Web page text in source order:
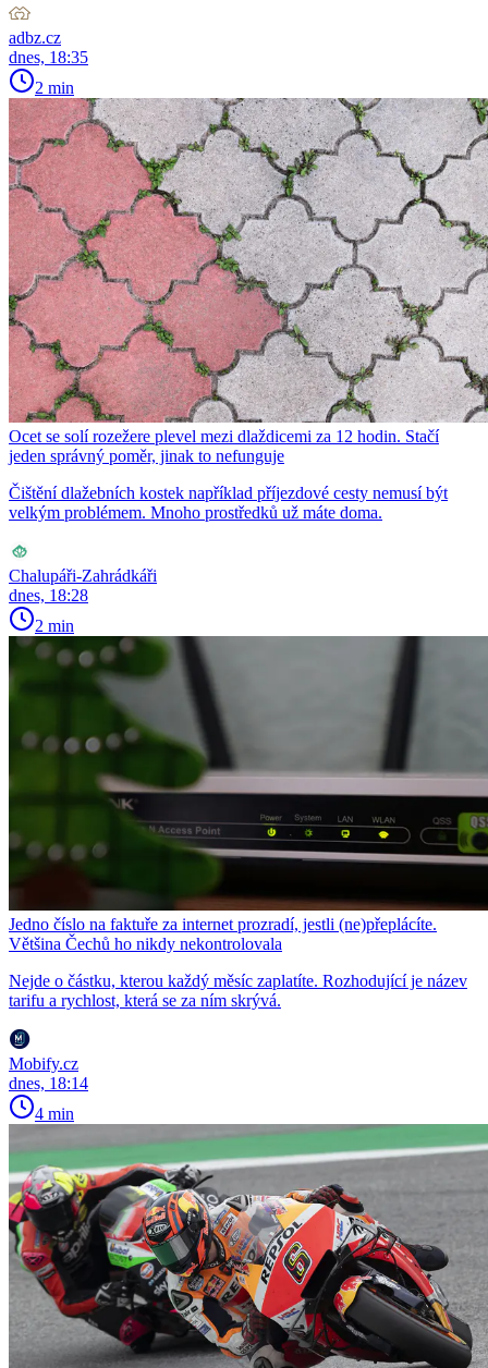
adbz.cz
dnes, 18:35
2 min
Ocet se solí rozežere plevel mezi dlaždicemi za 12 hodin. Stačí
jeden správný poměr, jinak to nefunguje
Čištění dlažebních kostek například příjezdové cesty nemusí být
velkým problémem. Mnoho prostředků už máte doma.
Chalupáři-Zahrádkáři
dnes, 18:28
2 min
Jedno číslo na faktuře za internet prozradí, jestli (ne)přeplácíte.
Většina Čechů ho nikdy nekontrolovala
Nejde o částku, kterou každý měsíc zaplatíte. Rozhodující je název
tarifu a rychlost, která se za ním skrývá.
Mobify.cz
dnes, 18:14
4 min